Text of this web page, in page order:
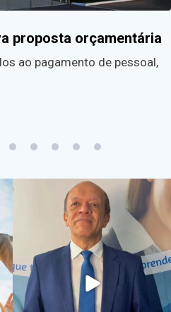
proposta orçamentária
ao pagamento de pessoal,